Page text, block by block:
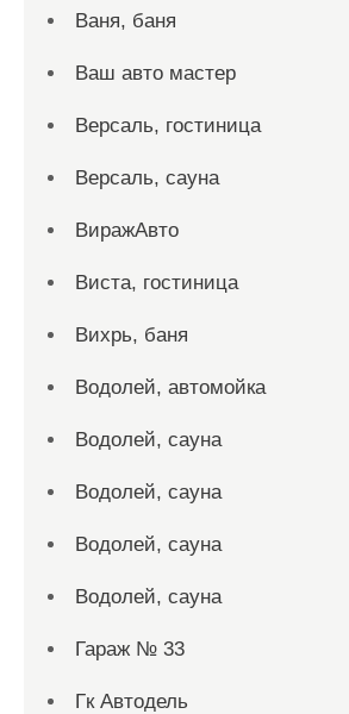
Ваня, баня
Ваш авто мастер
Версаль, гостиница
Версаль, сауна
ВиражАвто
Виста, гостиница
Вихрь, баня
Водолей, автомойка
Водолей, сауна
Водолей, сауна
Водолей, сауна
Водолей, сауна
Гараж № 33
Гк Автодель